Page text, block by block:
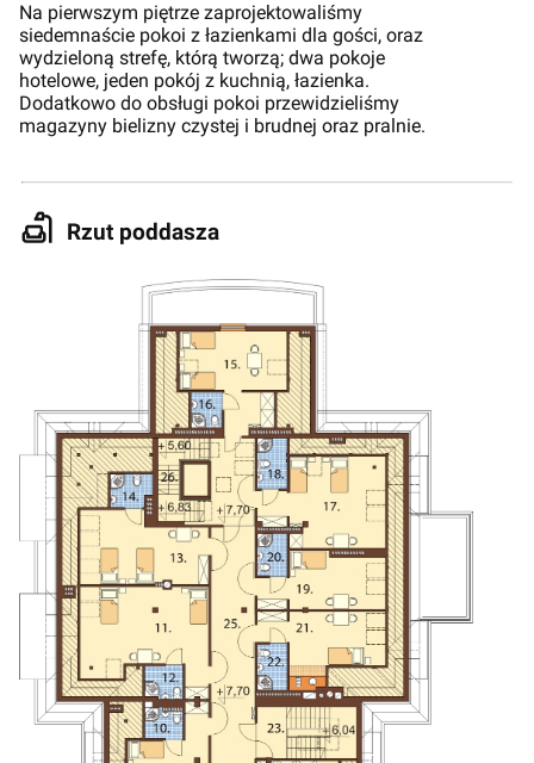
Na pierwszym piętrze zaprojektowaliśmy
siedemnaście pokoi z łazienkami dla gości, oraz
wydzieloną strefę, którą tworzą; dwa pokoje
hotelowe, jeden pokój z kuchnią, łazienka.
Dodatkowo do obsługi pokoi przewidzieliśmy
magazyny bielizny czystej i brudnej oraz pralnie.
Rzut poddasza